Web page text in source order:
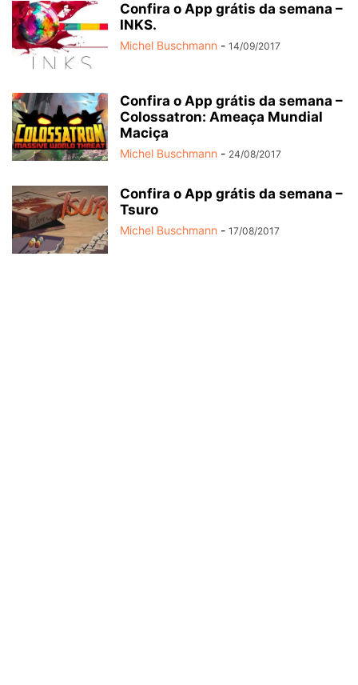
Confira o App grátis da semana –
INKS.
Michel Buschmann - 14/09/2017
Confira o App grátis da semana –
Colossatron: Ameaça Mundial
Maciça
Michel Buschmann - 24/08/2017
Confira o App grátis da semana –
Tsuro
Michel Buschmann - 17/08/2017